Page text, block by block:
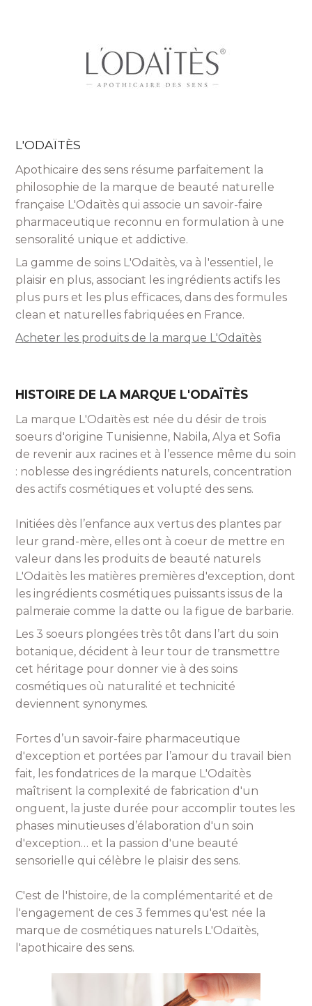
L'ODAÏTÈS
Apothicaire des sens résume parfaitement la
philosophie de la marque de beauté naturelle
française L'Odaïtès qui associe un savoir-faire
pharmaceutique reconnu en formulation à une
sensoralité unique et addictive.
La gamme de soins L'Odaïtès, va à l'essentiel, le
plaisir en plus, associant les ingrédients actifs les
plus purs et les plus efficaces, dans des formules
clean et naturelles fabriquées en France.
Acheter les produits de la marque L'Odaïtès
HISTOIRE DE LA MARQUE L'ODAÏTÈS
La marque L'Odaïtès est née du désir de trois
soeurs d'origine Tunisienne, Nabila, Alya et Sofia
de revenir aux racines et à l’essence même du soin
: noblesse des ingrédients naturels, concentration
des actifs cosmétiques et volupté des sens.
Initiées dès l’enfance aux vertus des plantes par
leur grand-mère, elles ont à coeur de mettre en
valeur dans les produits de beauté naturels
L'Odaïtès les matières premières d'exception, dont
les ingrédients cosmétiques puissants issus de la
palmeraie comme la datte ou la figue de barbarie.
Les 3 soeurs plongées très tôt dans l’art du soin
botanique, décident à leur tour de transmettre
cet héritage pour donner vie à des soins
cosmétiques où naturalité et technicité
deviennent synonymes.
Fortes d’un savoir-faire pharmaceutique
d'exception et portées par l’amour du travail bien
fait, les fondatrices de la marque L'Odaïtès
maîtrisent la complexité de fabrication d'un
onguent, la juste durée pour accomplir toutes les
phases minutieuses d’élaboration d'un soin
d'exception… et la passion d'une beauté
sensorielle qui célèbre le plaisir des sens.
C'est de l'histoire, de la complémentarité et de
l'engagement de ces 3 femmes qu'est née la
marque de cosmétiques naturels L'Odaïtès,
l'apothicaire des sens.